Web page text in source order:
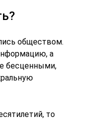
обществом.
а
бесценными,
то